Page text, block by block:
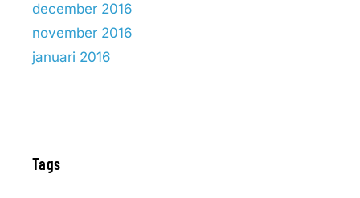
december 2016
november 2016
januari 2016
Tags